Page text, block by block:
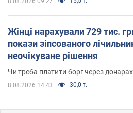
Жінці нарахували 729 тис.
покази зіпсованого
неочікуване рішення
Чи треба платити борг через
8.08.2026 14:43 30,0 т.